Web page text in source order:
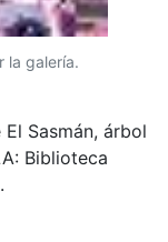
la galería.
El Sasmán, árbol
Biblioteca